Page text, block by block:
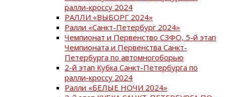
ралли-кроссу 2024
РАЛЛИ «ВЫБОРГ 2024»
Ралли «Санкт-Петербург 2024»
Чемпионат и Первенство СЗФО, 5-й этап
Чемпионата и Первенства Санкт-
Петербурга по автомногоборью
2-й этап Кубка Санкт-Петербурга по
ралли-кроссу 2024
Ралли «БЕЛЫЕ НОЧИ 2024»